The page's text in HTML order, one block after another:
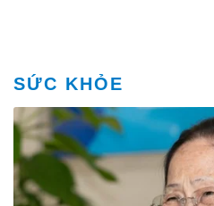
SỨC KHỎE